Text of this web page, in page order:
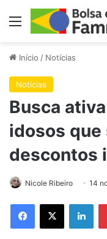
Menu
Início / Notícias
Notícias
Busca
idosos que
descontos
Nicole Ribeiro 14
Facebook
X